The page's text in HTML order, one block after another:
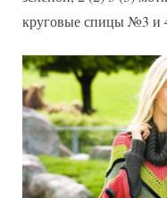
круговые спицы №3 и